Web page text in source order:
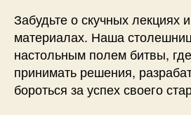
Забудьте о скучных лекциях
материалах. Наша
настольным полем битвы,
принимать решения,
бороться за успех своего